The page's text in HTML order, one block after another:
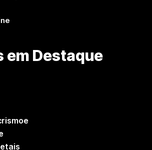
em Destaque